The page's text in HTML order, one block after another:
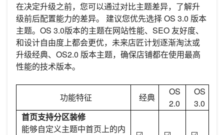
在决定升级之前，您可以通过对比主题差异，了解升
级前后配置能力的差异。 建议您优先选择 OS 3.0 版本
主题。OS 3.0版本的主题在网站性能、SEO 友好度、
和设计自由度上都会更优，未来店匠计划逐渐淘汰或
升级经典、OS2.0 版本主题，确保店铺都在使用最高
性能的技术版本。
功能特征 经典
OS
2.0
OS
3.0
首页支持分区装修
能够自定义主题中首页上的内